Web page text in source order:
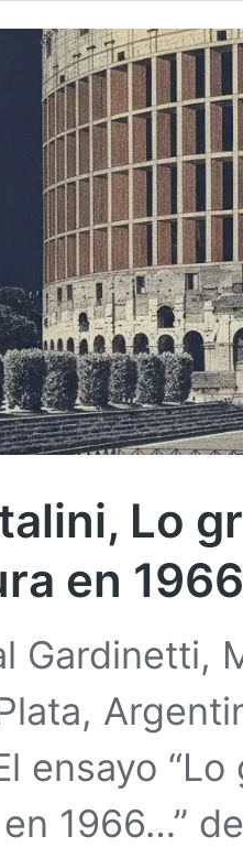
Lo
en
Gardinetti,
ensayo
1966…”